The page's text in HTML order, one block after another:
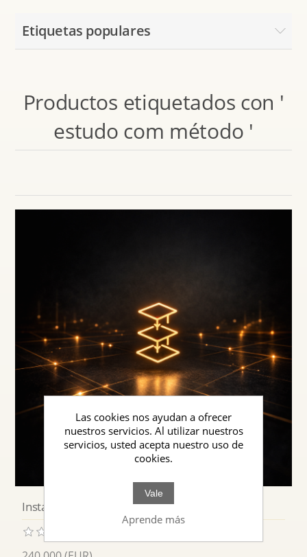
Hablar con el Asistente
Etiquetas populares
Productos etiquetados con '
estudo com método '
Instancias de Aprendizaje & Cursos
Las cookies nos ayudan a ofrecer
nuestros servicios. Al utilizar nuestros
servicios, usted acepta nuestro uso de
cookies.
Vale
Aprende más